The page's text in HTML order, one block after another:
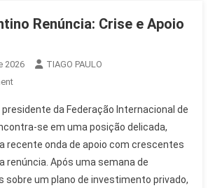
Renúncia: Crise e Apoio
2026
TIAGO PAULO
On
Infantino
Renúncia:
Crise
E
Apoio
da Federação Internacional de
se em uma posição delicada,
recente onda de apoio com crescentes
renúncia. Após uma semana de
sobre um plano de investimento privado,